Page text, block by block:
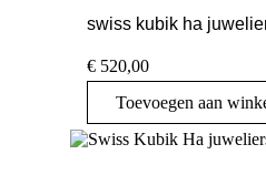
swiss kubik ha
€ 520,00
Toevoegen aan